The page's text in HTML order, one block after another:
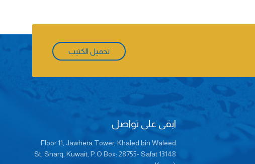
تحميل الكتيب
ابقى على تواصل
Floor 11, Jawhera Tower, Khaled bin Waleed
St, Sharq, Kuwait, P.O Box: 28755- Safat 13148